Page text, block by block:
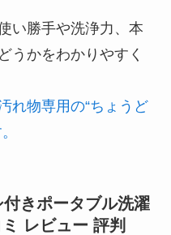
い勝手や洗浄力、本
うかをわかりやすく
れ物専用の“ちょうど
きポータブル洗濯
レビュー 評判